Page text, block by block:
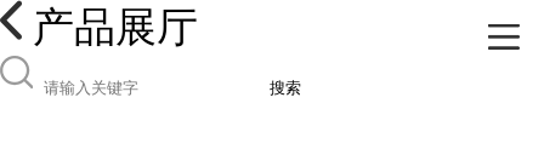
产品展厅
搜索